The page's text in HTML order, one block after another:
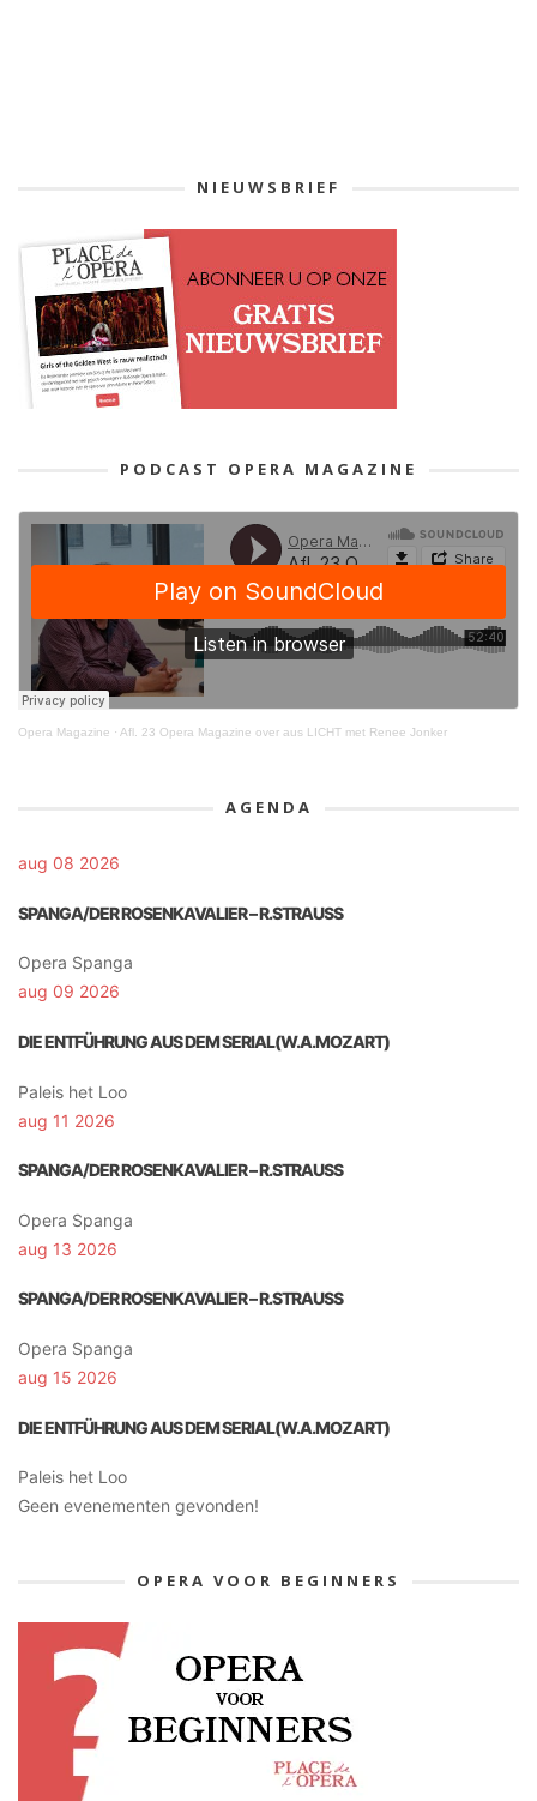
NIEUWSBRIEF
PODCAST OPERA MAGAZINE
Opera Magazine · Afl. 23 Opera Magazine over aus LICHT met Renee Jonker
AGENDA
aug 08 2026
SPANGA/DER ROSENKAVALIER – R.STRAUSS
Opera Spanga
aug 09 2026
DIE ENTFÜHRUNG AUS DEM SERIAL(W.A.MOZART)
Paleis het Loo
aug 11 2026
SPANGA/DER ROSENKAVALIER – R.STRAUSS
Opera Spanga
aug 13 2026
SPANGA/DER ROSENKAVALIER – R.STRAUSS
Opera Spanga
aug 15 2026
DIE ENTFÜHRUNG AUS DEM SERIAL(W.A.MOZART)
Paleis het Loo
Geen evenementen gevonden!
OPERA VOOR BEGINNERS